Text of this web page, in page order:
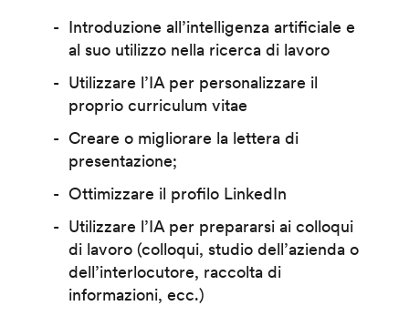
Introduzione all’intelligenza artificiale e
al suo utilizzo nella ricerca di lavoro
Utilizzare l’IA per personalizzare il
proprio curriculum vitae
Creare o migliorare la lettera di
presentazione;
Ottimizzare il profilo LinkedIn
Utilizzare l’IA per prepararsi ai colloqui
di lavoro (colloqui, studio dell’azienda o
dell’interlocutore, raccolta di
informazioni, ecc.)